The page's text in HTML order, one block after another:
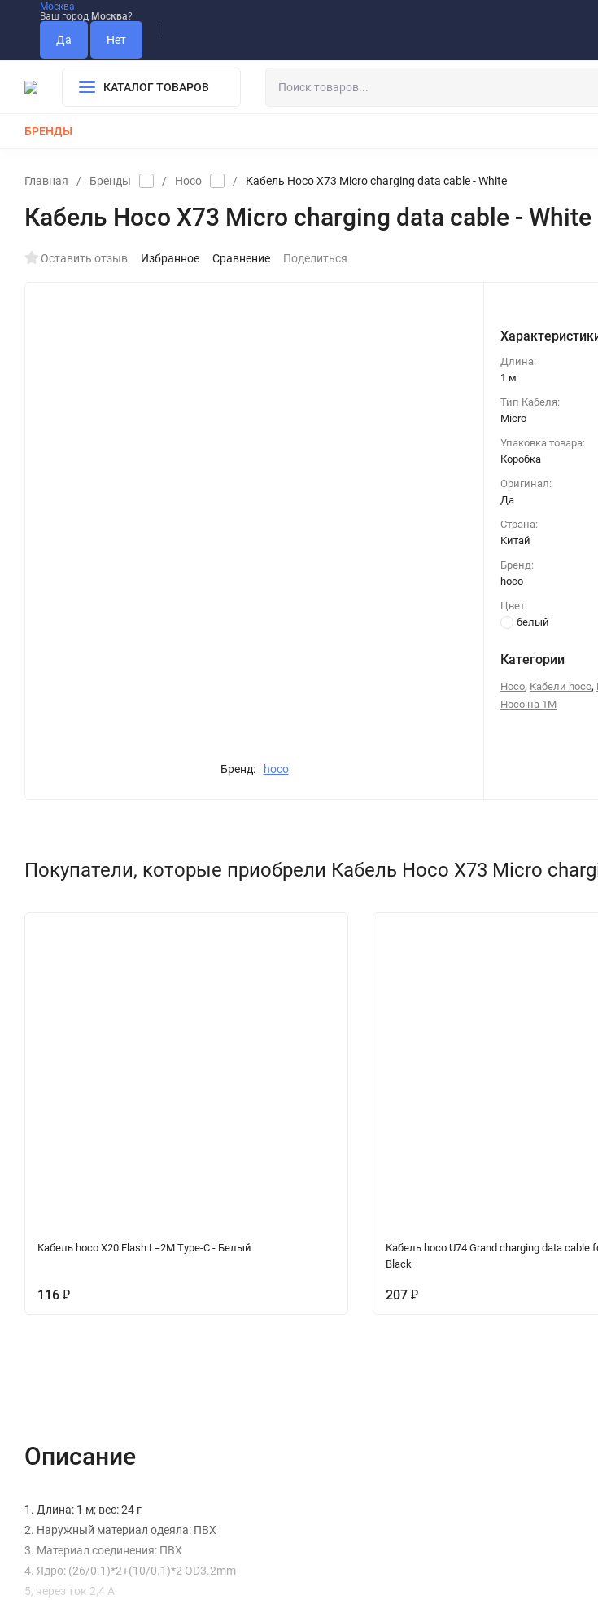
Москва
Ваш город Москва?
КАТАЛОГ ТОВАРОВ
БРЕНДЫ
Главная / Бренды / Hoco / Кабель Hoco X73 Micro charging data cable - White
Кабель Hoco X73 Micro charging data cable - White
Оставить отзыв Избранное Сравнение Поделиться
Бренд: hoco
Длина:
1 м
Тип Кабеля:
Micro
Упаковка товара:
Коробка
Оригинал:
Да
Страна:
Китай
Бренд:
hoco
Цвет:
белый
Категории
Hoco, Кабели hoco,
Hoco на 1М
Покупатели, которые приобрели Кабель Hoco X73 Micro
Кабель hoco X20 Flash L=2M Type-C - Белый
116 ₽
Кабель hoco U74 Grand charging data cable
Black
207 ₽
Описание
1. Длина: 1 м; вес: 24 г
2. Наружный материал одеяла: ПВХ
3. Материал соединения: ПВХ
4. Ядро: (26/0.1)*2+(10/0.1)*2 OD3.2mm
5, через ток 2,4 А